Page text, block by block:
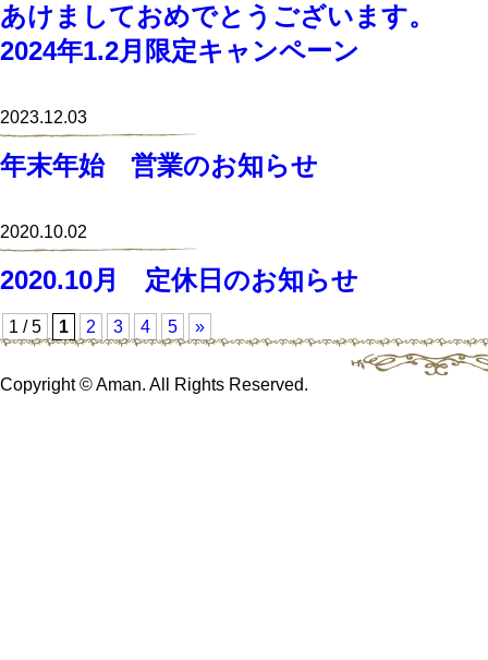
あけましておめでとうございます。
2024年1.2月限定キャンペーン
2023.12.03
年末年始 営業のお知らせ
2020.10.02
2020.10月 定休日のお知らせ
1 / 5 1 2 3 4 5 »
Copyright © Aman. All Rights Reserved.